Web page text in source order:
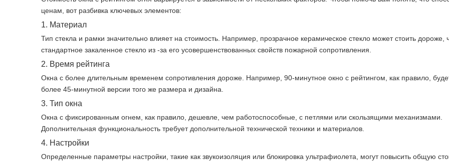
ценам, вот разбивка ключевых элементов:
1. Материал
Тип стекла и рамки значительно влияет на стоимость. Например, прозрачное керамическое стекло может стоить дороже,
стандартное закаленное стекло из -за его усовершенствованных свойств пожарной сопротивления.
2. Время рейтинга
Окна с более длительным временем сопротивления дороже. Например, 90-минутное окно с рейтингом, как правило,
более 45-минутной версии того же размера и дизайна.
3. Тип окна
Окна с фиксированным огнем, как правило, дешевле, чем работоспособные, с петлями или скользящими механизмами.
Дополнительная функциональность требует дополнительной технической техники и материалов.
4. Настройки
Определенные параметры настройки, такие как звукоизоляция или блокировка ультрафиолета, могут повысить общую